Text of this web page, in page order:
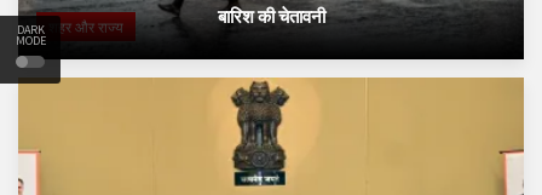
DARK
MODE
शहर और राज्य
बारिश की चेतावनी